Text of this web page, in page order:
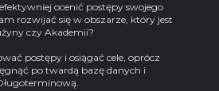
ocenić postępy swojego
rozwijać się w obszarze, który jest
czy Akademii?
postępy i osiągać cele, oprócz
po twardą bazę danych i